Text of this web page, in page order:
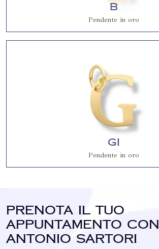
B
Pendente in oro
Gi
Pendente in oro
Prenota il tuo
appuntamento con
Antonio Sartori